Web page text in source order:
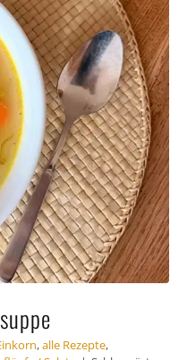
,alle Rezepte,